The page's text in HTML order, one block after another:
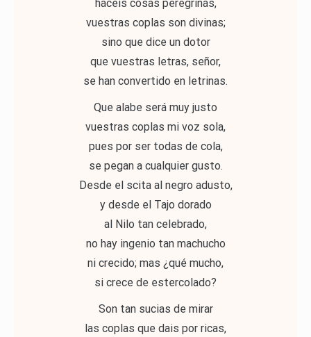
hacéis cosas peregrinas,
vuestras coplas son divinas;
sino que dice un dotor
que vuestras letras, señor,
se han convertido en letrinas.
Que alabe será muy justo
vuestras coplas mi voz sola,
pues por ser todas de cola,
se pegan a cualquier gusto.
Desde el scita al negro adusto,
y desde el Tajo dorado
al Nilo tan celebrado,
no hay ingenio tan machucho
ni crecido; mas ¿qué mucho,
si crece de estercolado?
Son tan sucias de mirar
las coplas que dais por ricas,